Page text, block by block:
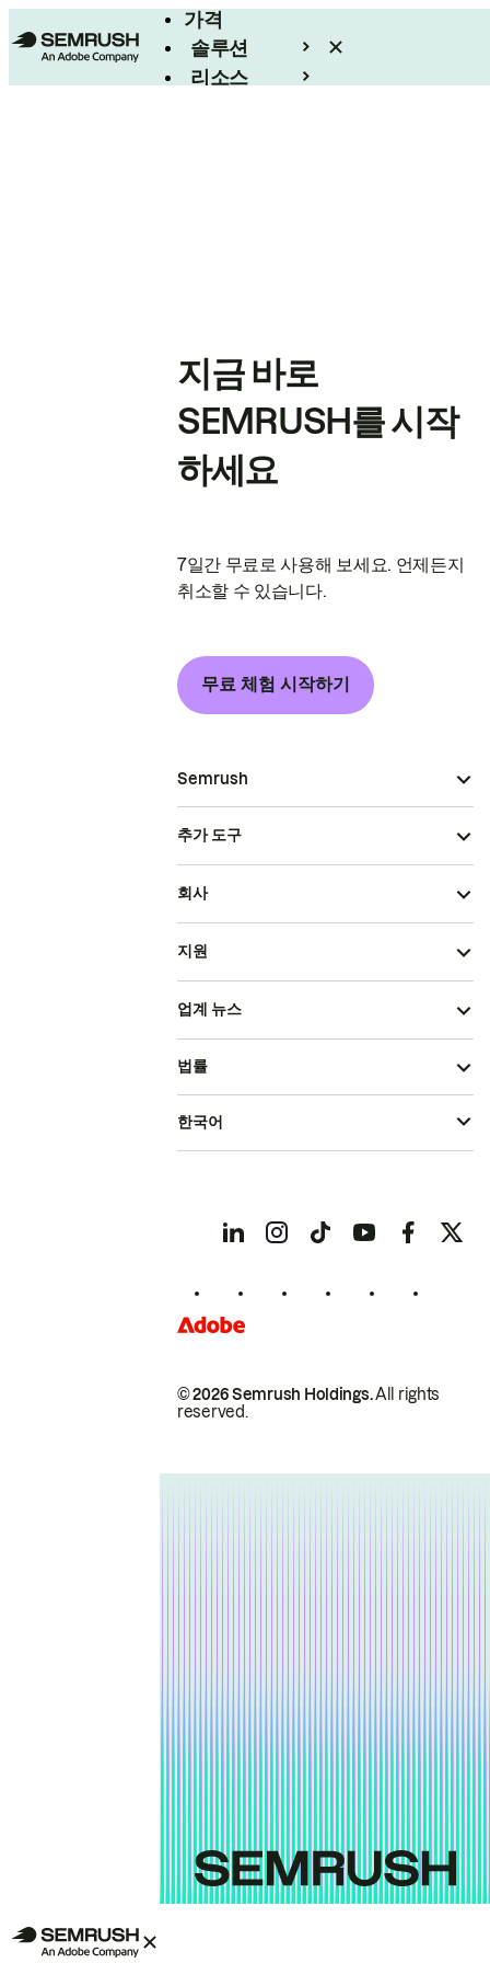
가격
솔루션
리소스
지금 바로
SEMRUSH를 시작
하세요
7일간 무료로 사용해 보세요. 언제든지
취소할 수 있습니다.
무료 체험 시작하기
Semrush
추가 도구
회사
지원
업계 뉴스
© 2026 Semrush Holdings.All rights
reserved.
법률
한국어